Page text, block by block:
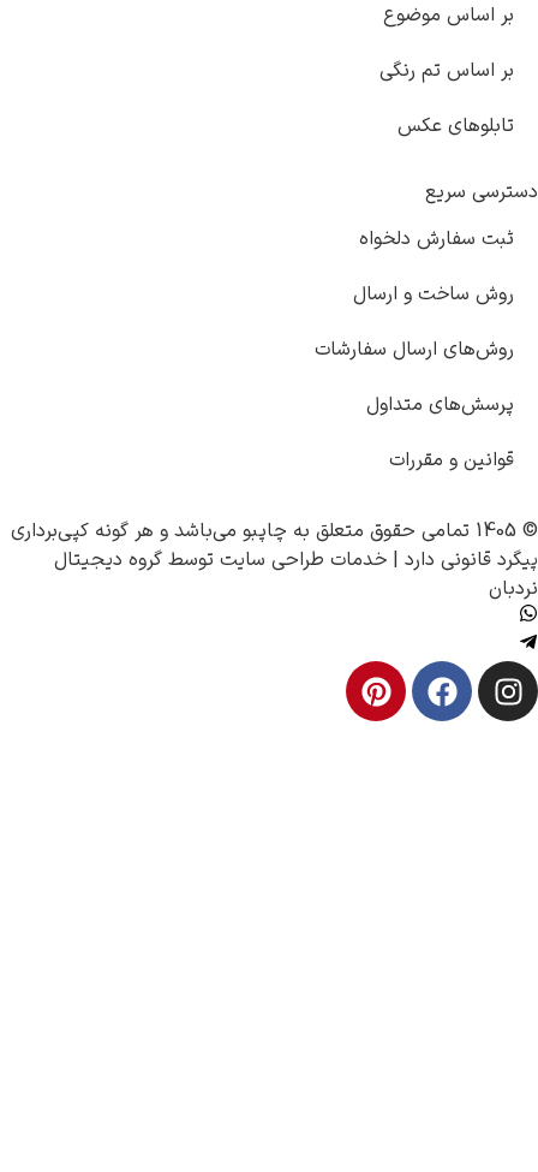
موضوع
تم رنگی
عکس
دلخواه
و ارسال
ارسال سفارشات
متداول
و مقررات
چاپبومی‌باشد و هر گونه کپی‌برداری
دارد |خدمات طراحی سایتتوسطگروه دیجیتال